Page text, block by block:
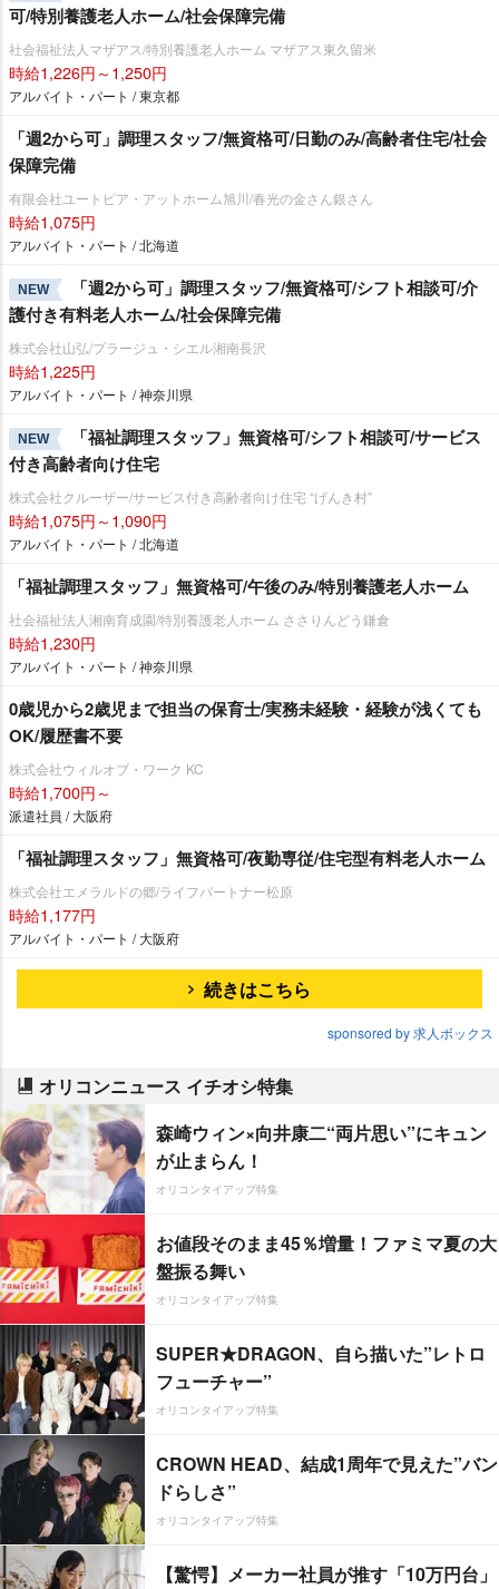
可/特別養護老人ホーム/社会保障完備
社会福祉法人マザアス/特別養護老人ホーム マザアス東久留米
時給1,226円～1,250円
アルバイト・パート / 東京都
「週2から可」調理スタッフ/無資格可/日勤のみ/高齢者住宅/社会
保障完備
有限会社ユートピア・アットホーム旭川/春光の金さん銀さん
時給1,075円
アルバイト・パート / 北海道
NEW
「週2から可」調理スタッフ/無資格可/シフト相談可/介
護付き有料老人ホーム/社会保障完備
株式会社山弘/プラージュ・シエル湘南長沢
時給1,225円
アルバイト・パート / 神奈川県
NEW
「福祉調理スタッフ」無資格可/シフト相談可/サービス
付き高齢者向け住宅
株式会社クルーザー/サービス付き高齢者向け住宅 “げんき村”
時給1,075円～1,090円
アルバイト・パート / 北海道
「福祉調理スタッフ」無資格可/午後のみ/特別養護老人ホーム
社会福祉法人湘南育成園/特別養護老人ホーム ささりんどう鎌倉
時給1,230円
アルバイト・パート / 神奈川県
0歳児から2歳児まで担当の保育士/実務未経験・経験が浅くても
OK/履歴書不要
株式会社ウィルオブ・ワーク KC
時給1,700円～
派遣社員 / 大阪府
「福祉調理スタッフ」無資格可/夜勤専従/住宅型有料老人ホーム
株式会社エメラルドの郷/ライフパートナー松原
時給1,177円
アルバイト・パート / 大阪府
続きはこちら
sponsored by 求人ボックス
オリコンニュース イチオシ特集
森崎ウィン×向井康二“両片思い”にキュン
が止まらん！
オリコンタイアップ特集
お値段そのまま45％増量！ファミマ夏の大
盤振る舞い
オリコンタイアップ特集
SUPER★DRAGON、自ら描いた”レトロ
フューチャー”
オリコンタイアップ特集
CROWN HEAD、結成1周年で見えた”バン
ドらしさ”
オリコンタイアップ特集
【驚愕】メーカー社員が推す「10万円台」